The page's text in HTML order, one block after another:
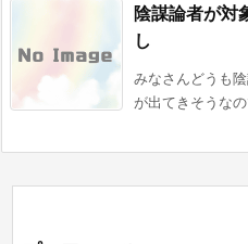
陰謀論者が対
し
みなさんどうも
が出てきそうな